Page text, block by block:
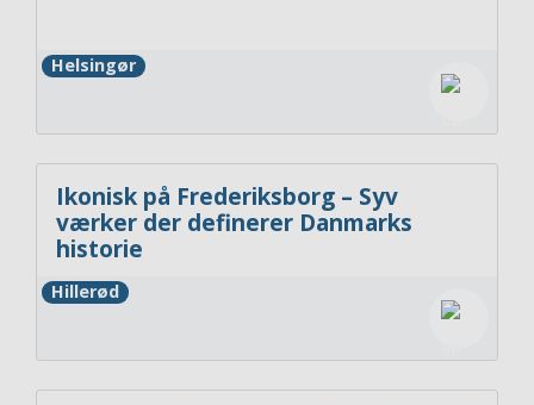
Helsingør
Ikonisk på Frederiksborg – Syv
værker der definerer Danmarks
historie
Hillerød